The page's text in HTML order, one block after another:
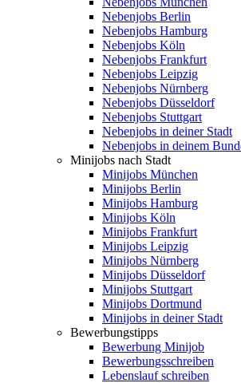
Nebenjobs Berlin
Nebenjobs Hamburg
Nebenjobs Köln
Nebenjobs Frankfurt
Nebenjobs Leipzig
Nebenjobs Nürnberg
Nebenjobs Düsseldorf
Nebenjobs Stuttgart
Nebenjobs in deiner Stadt
Nebenjobs in deinem
Minijobs nach Stadt
Minijobs München
Minijobs Berlin
Minijobs Hamburg
Minijobs Köln
Minijobs Frankfurt
Minijobs Leipzig
Minijobs Nürnberg
Minijobs Düsseldorf
Minijobs Stuttgart
Minijobs Dortmund
Minijobs in deiner Stadt
Bewerbungstipps
Bewerbung Minijob
Bewerbungsschreiben
Lebenslauf schreiben